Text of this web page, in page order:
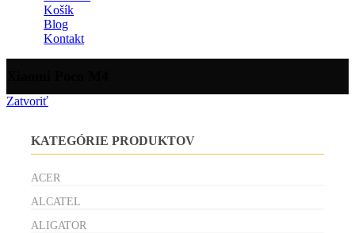
Košík
Blog
Kontakt
Zatvoriť
KATEGÓRIE PRODUKTOV
ACER
ALCATEL
ALIGATOR